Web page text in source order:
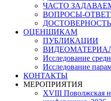
ЧАСТО
ВОПРОСЫ-
ОЦЕНЩИКАМ
ПУБЛИКАЦИИ
Исследование
Исследование
КОНТАКТЫ
МЕРОПРИЯТИЯ
XVIII Поволжская